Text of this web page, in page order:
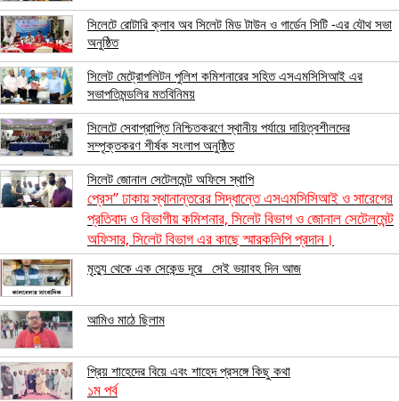
সিলেটে রোটারি ক্লাব অব সিলেট মিড টাউন ও গার্ডেন সিটি -এর যৌথ সভা
অনুষ্ঠিত
সিলেট মেট্রোপলিটন পুলিশ কমিশনারের সহিত এসএমসিসিআই এর
সভাপতিমন্ডলির মতবিনিময়
সিলেটে সেবাপ্রাপ্তি নিশ্চিতকরণে স্থানীয় পর্যায়ে দায়িত্বশীলদের
সম্পৃক্তকরণ শীর্ষক সংলাপ অনুষ্ঠিত
সিলেট জোনাল সেটেলমেন্ট অফিসে স্থাপি
প্রেস” ঢাকায় স্থানান্তরের সিদ্ধান্তে এসএমসিসিআই ও সারেগের
প্রতিবাদ ও বিভাগীয় কমিশনার, সিলেট বিভাগ ও জোনাল সেটেলমেন্ট
অফিসার, সিলেট বিভাগ এর কাছে স্মারকলিপি প্রদান।
মৃত্যু থেকে এক সেকেন্ড দূরে_ সেই ভয়াবহ দিন আজ
আমিও মাঠে ছিলাম
প্রিয় শাহেদের বিয়ে এবং শাহেদ প্রসঙ্গে কিছু কথা
১ম পর্ব